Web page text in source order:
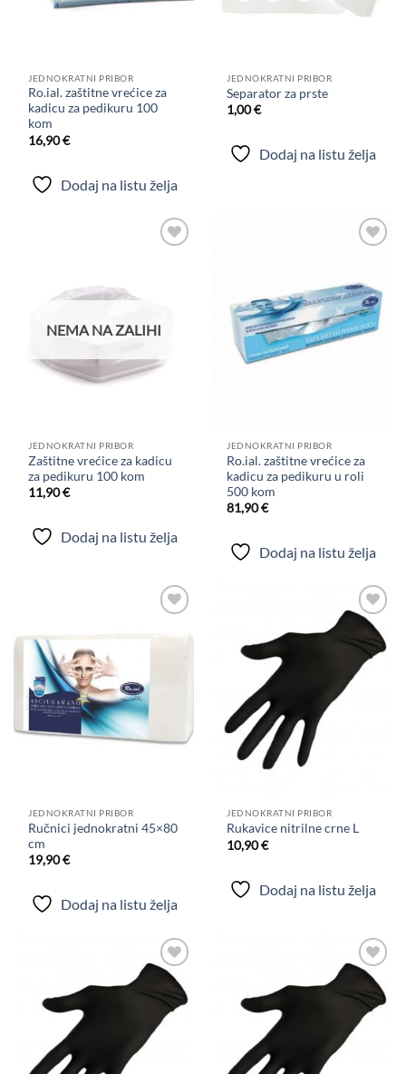
JEDNOKRATNI PRIBOR
Ro.ial. zaštitne vrećice za
kadicu za pedikuru 100
kom
16,90€
Dodaj na listu želja
JEDNOKRATNI PRIBOR
Separator za prste
1,00€
Dodaj na listu želja
NEMA NA ZALIHI
JEDNOKRATNI PRIBOR
Zaštitne vrećice za kadicu
za pedikuru 100 kom
11,90€
Dodaj na listu želja
listu
želja
JEDNOKRATNI PRIBOR
Ro.ial. zaštitne vrećice za
kadicu za pedikuru u roli
500 kom
81,90€
Dodaj na listu želja
JEDNOKRATNI PRIBOR
Ručnici jednokratni 45×80
cm
19,90€
Dodaj na listu želja
Dodaj
na
listu
želja
JEDNOKRATNI PRIBOR
Rukavice nitrilne crne L
10,90€
Dodaj na listu želja
Dodaj
listu
želja
Dodaj
listu
želja